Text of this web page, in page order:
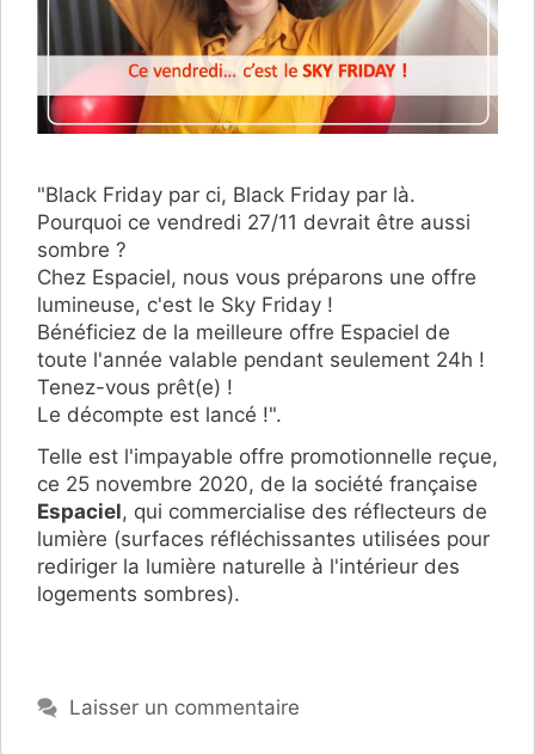
"Black Friday par ci, Black Friday par là.
Pourquoi ce vendredi 27/11 devrait être aussi
sombre ?
Chez Espaciel, nous vous préparons une offre
lumineuse, c'est le Sky Friday !
Bénéficiez de la meilleure offre Espaciel de
toute l'année valable pendant seulement 24h !
Tenez-vous prêt(e) !
Le décompte est lancé !".
Telle est l'impayable offre promotionnelle reçue,
ce 25 novembre 2020, de la société française
Espaciel, qui commercialise des réflecteurs de
lumière (surfaces réfléchissantes utilisées pour
rediriger la lumière naturelle à l'intérieur des
logements sombres).
Laisser un commentaire